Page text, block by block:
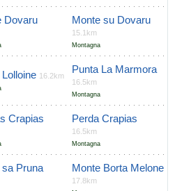
Dovaru Monte su Dovaru
15.1km
Montagna
16.2km
Punta La Marmora
16.5km
Montagna
Crapias Perda Crapias
16.5km
Montagna
sa Pruna Monte Borta Melone
17.8km